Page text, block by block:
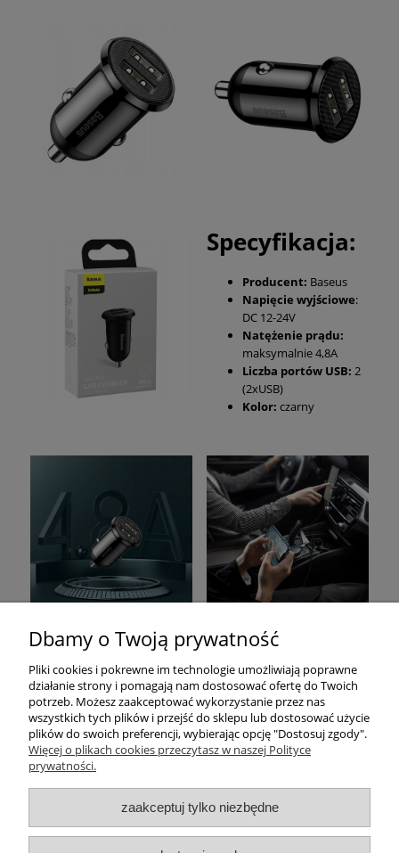
Specyfikacja:
Producent: Baseus
Napięcie wyjściowe:
DC 12-24V
Natężenie prądu:
maksymalnie 4,8A
Liczba portów USB: 2
(2xUSB)
Kolor: czarny
Pomoc
Moje konto
Płatności i dostawa
O nas
Dbamy o Twoją prywatność
Pliki cookies i pokrewne im technologie umożliwiają poprawne
działanie strony i pomagają nam dostosować ofertę do Twoich
potrzeb. Możesz zaakceptować wykorzystanie przez nas
wszystkich tych plików i przejść do sklepu lub dostosować użycie
plików do swoich preferencji, wybierając opcję "Dostosuj zgody".
Więcej o plikach cookies przeczytasz w naszej Polityce
prywatności.
zaakceptuj tylko niezbędne